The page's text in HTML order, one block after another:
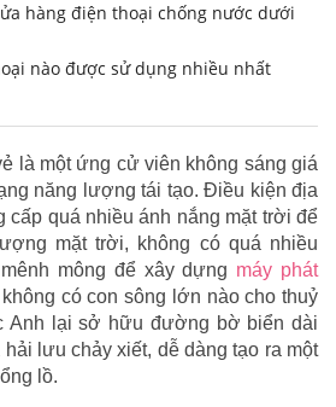
hàng điện thoại chống nước dưới
nào được sử dụng nhiều nhất
là một ứng cử viên không sáng giá
năng lượng tái tạo. Điều kiện địa
cấp quá nhiều ánh nắng mặt trời để
mặt trời, không có quá nhiều
mông để xây dựng máy phát
có con sông lớn nào cho thuỷ
Anh lại sở hữu đường bờ biển dài
lưu chảy xiết, dễ dàng tạo ra một
lồ.